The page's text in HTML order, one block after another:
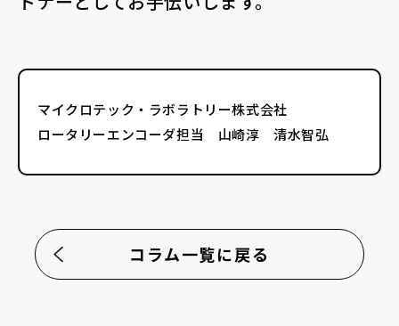
マイクロテック・ラボラトリー株式会社
ロータリーエンコーダ担当 山崎淳 清水智弘
コラム一覧に戻る